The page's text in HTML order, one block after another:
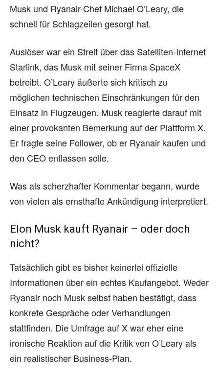
Musk und Ryanair-Chef Michael O’Leary, die
schnell für Schlagzeilen gesorgt hat.
Auslöser war ein Streit über das Satelliten-Internet
Starlink, das Musk mit seiner Firma SpaceX
betreibt. O’Leary äußerte sich kritisch zu
möglichen technischen Einschränkungen für den
Einsatz in Flugzeugen. Musk reagierte darauf mit
einer provokanten Bemerkung auf der Plattform X.
Er fragte seine Follower, ob er Ryanair kaufen und
den CEO entlassen solle.
Was als scherzhafter Kommentar begann, wurde
von vielen als ernsthafte Ankündigung interpretiert.
Elon Musk kauft Ryanair – oder doch
nicht?
Tatsächlich gibt es bisher keinerlei offizielle
Informationen über ein echtes Kaufangebot. Weder
Ryanair noch Musk selbst haben bestätigt, dass
konkrete Gespräche oder Verhandlungen
stattfinden. Die Umfrage auf X war eher eine
ironische Reaktion auf die Kritik von O’Leary als
ein realistischer Business-Plan.